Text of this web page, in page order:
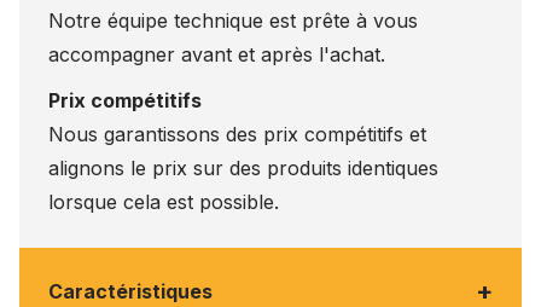
Notre équipe technique est prête à vous
accompagner avant et après l'achat.
Prix compétitifs
Nous garantissons des prix compétitifs et
alignons le prix sur des produits identiques
lorsque cela est possible.
Caractéristiques +